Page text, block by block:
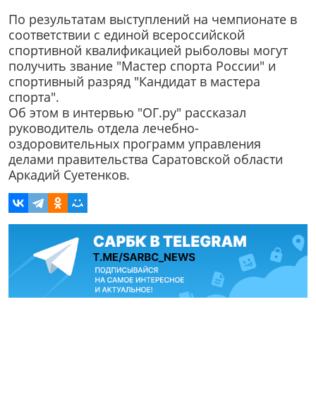
По результатам выступлений на чемпионате в
соответствии с единой всероссийской
спортивной квалификацией рыболовы могут
получить звание "Мастер спорта России" и
спортивный разряд "Кандидат в мастера
спорта".
Об этом в интервью "ОГ.ру" рассказал
руководитель отдела лечебно-
оздоровительных программ управления
делами правительства Саратовской области
Аркадий Суетенков.